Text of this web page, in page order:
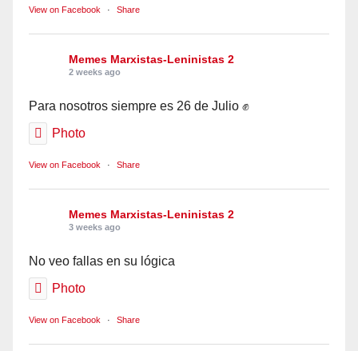
View on Facebook · Share
Memes Marxistas-Leninistas 2
2 weeks ago
Para nosotros siempre es 26 de Julio ✊
Photo
View on Facebook · Share
Memes Marxistas-Leninistas 2
3 weeks ago
No veo fallas en su lógica
Photo
View on Facebook · Share